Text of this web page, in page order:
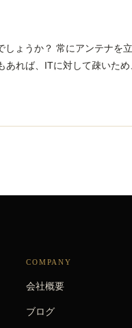
しょうか？ 常にアンテナを
あれば、ITに対して疎いた
COMPANY
会社概要
ブログ